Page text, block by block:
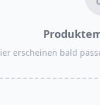
erscheinen bald